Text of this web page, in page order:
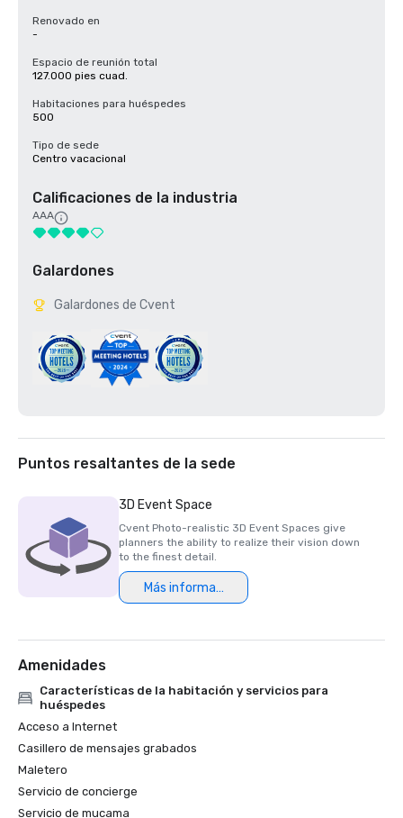
Renovado en
-
Espacio de reunión total
127.000 pies cuad.
Habitaciones para huéspedes
500
Tipo de sede
Centro vacacional
Calificaciones de la industria
AAA
Galardones
Galardones de Cvent
Puntos resaltantes de la sede
3D Event Space
Cvent Photo-realistic 3D Event Spaces give
planners the ability to realize their vision down
to the finest detail.
Más información
Amenidades
Características de la habitación y servicios para
huéspedes
Acceso a Internet
Casillero de mensajes grabados
Maletero
Servicio de concierge
Servicio de mucama